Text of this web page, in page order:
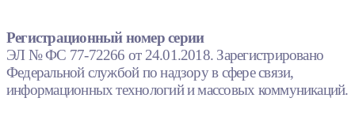
Регистрационный номер серии
ЭЛ № ФС 77-72266 от 24.01.2018. Зарегистрировано
Федеральной службой по надзору в сфере связи,
информационных технологий и массовых коммуникаций.